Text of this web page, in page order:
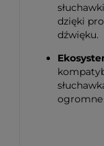
dzięki
dźwięku.
ogromne